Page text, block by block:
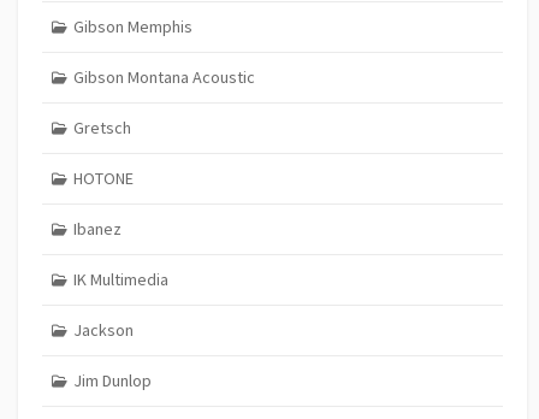
Gibson Memphis
Gibson Montana Acoustic
Gretsch
HOTONE
Ibanez
IK Multimedia
Jackson
Jim Dunlop